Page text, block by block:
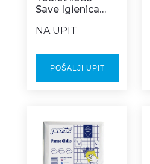
Save Igienica
NA UPIT
POŠALJI UPIT